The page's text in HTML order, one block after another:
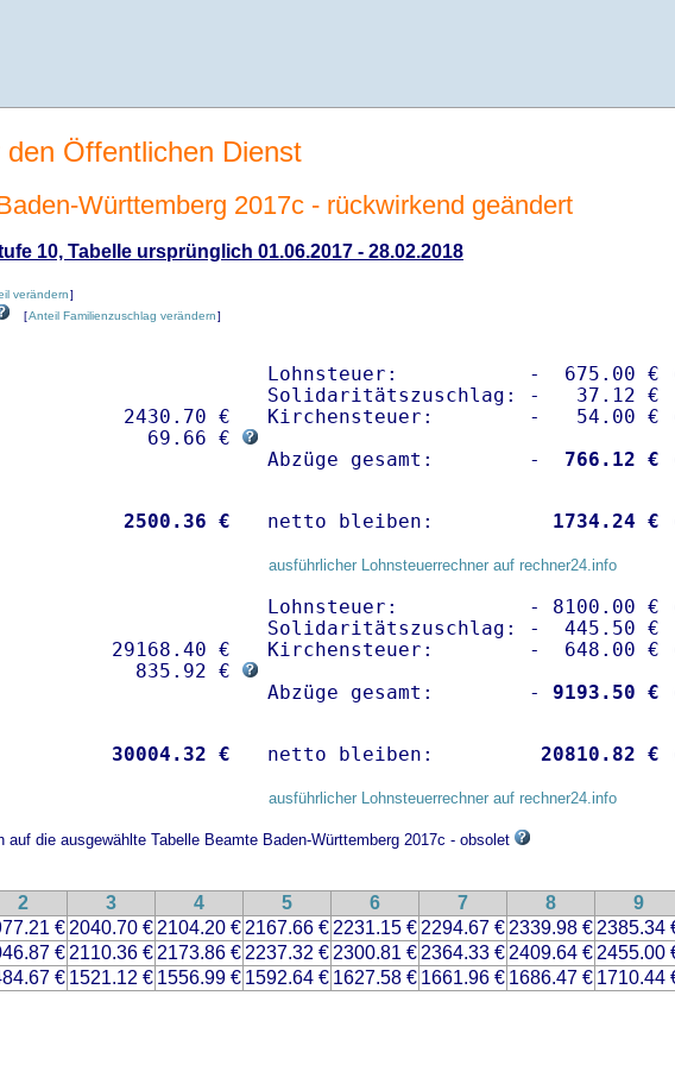
Öffentlichen Dienst
Württemberg 2017c - rückwirkend geändert
10, Tabelle ursprünglich 01.06.2017 - 28.02.2018
verändern]
[Anteil Familienzuschlag verändern]
2430.70 €
69.66 €
Lohnsteuer:           -  675.00 €
Solidaritätszuschlag: -   37.12 €
Kirchensteuer:        -   54.00 €
Abzüge gesamt:        -
  766.12 €
2500.36 € netto bleiben: 1734.24 €
ausführlicher Lohnsteuerrechner auf rechner24.info
29168.40 €
835.92 €
Lohnsteuer:           - 8100.00 €
Solidaritätszuschlag: -  445.50 €
Kirchensteuer:        -  648.00 €
Abzüge gesamt:        -
9193.50 €
30004.32 € netto bleiben: 20810.82 €
ausführlicher Lohnsteuerrechner auf rechner24.info
auf die ausgewählte Tabelle Beamte Baden-Württemberg 2017c - obsolet
2 3 4 5 6 7 8 9
€ 2040.70 € 2104.20 € 2167.66 € 2231.15 € 2294.67 € 2339.98 € 2385.34
€ 2110.36 € 2173.86 € 2237.32 € 2300.81 € 2364.33 € 2409.64 € 2455.00
€ 1521.12 € 1556.99 € 1592.64 € 1627.58 € 1661.96 € 1686.47 € 1710.44